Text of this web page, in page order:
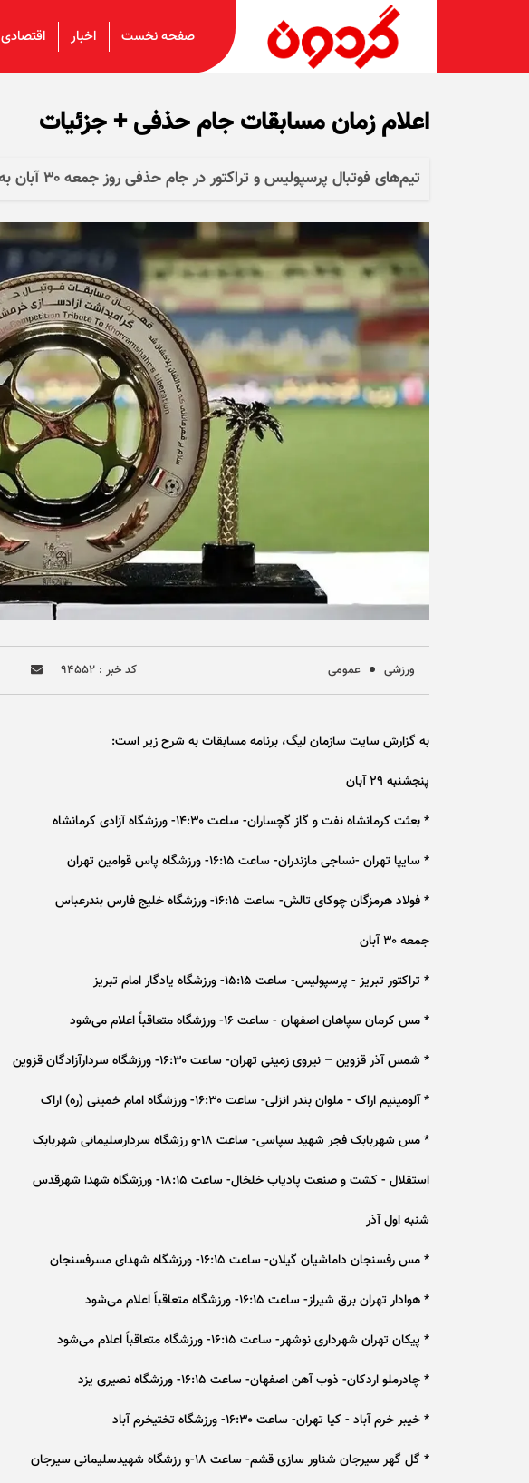
صفحه نخست اخبار اقتصادی
اعلام زمان مسابقات جام حذفی + جزئیات
تیم‌های فوتبال پرسپولیس و تراکتور در جام حذفی روز جمعه ۳۰ آبان به مصاف هم می‌روند.
ورزشی عمومی کد خبر : ۹۴۵۵۲
به گزارش سایت سازمان لیگ، برنامه مسابقات به شرح زیر است:
پنجشنبه ۲۹ آبان
* بعثت کرمانشاه نفت و گاز گچساران- ساعت ۱۴:۳۰- ورزشگاه آزادی کرمانشاه
* سایپا تهران -نساجی مازندران- ساعت ۱۶:۱۵- ورزشگاه پاس قوامین تهران
* فولاد هرمزگان چوکای تالش- ساعت ۱۶:۱۵- ورزشگاه خلیج فارس بندرعباس
جمعه ۳۰ آبان
* تراکتور تبریز - پرسپولیس- ساعت ۱۵:۱۵- ورزشگاه یادگار امام تبریز
* مس کرمان سپاهان اصفهان - ساعت ۱۶- ورزشگاه متعاقباً اعلام می‌شود
* شمس آذر قزوین – نیروی زمینی تهران- ساعت ۱۶:۳۰- ورزشگاه سردارآزادگان قزوین
* آلومینیم اراک - ملوان بندر انزلی- ساعت ۱۶:۳۰- ورزشگاه امام خمینی (ره) اراک
* مس شهربابک فجر شهید سپاسی- ساعت ۱۸-و رزشگاه سردارسلیمانی شهربابک
استقلال - کشت و صنعت پادیاب خلخال- ساعت ۱۸:۱۵- ورزشگاه شهدا شهرقدس
شنبه اول آذر
* مس رفسنجان داماشیان گیلان- ساعت ۱۶:۱۵- ورزشگاه شهدای مسرفسنجان
* هوادار تهران برق شیراز- ساعت ۱۶:۱۵- ورزشگاه متعاقباً اعلام می‌شود
* پیکان تهران شهرداری نوشهر- ساعت ۱۶:۱۵- ورزشگاه متعاقباً اعلام می‌شود
* چادرملو اردکان- ذوب آهن اصفهان- ساعت ۱۶:۱۵- ورزشگاه نصیری یزد
* خیبر خرم آباد - کیا تهران- ساعت ۱۶:۳۰- ورزشگاه تختیخرم آباد
* گل گهر سیرجان شناور سازی قشم- ساعت ۱۸-و رزشگاه شهیدسلیمانی سیرجان